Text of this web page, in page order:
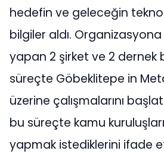
hedefin ve geleceğin
bilgiler aldı.
yapan 2 şirket ve 2 dernek
süreçte Göbeklitepe in
üzerine çalışmalarını
bu süreçte kamu
yapmak istediklerini ifade